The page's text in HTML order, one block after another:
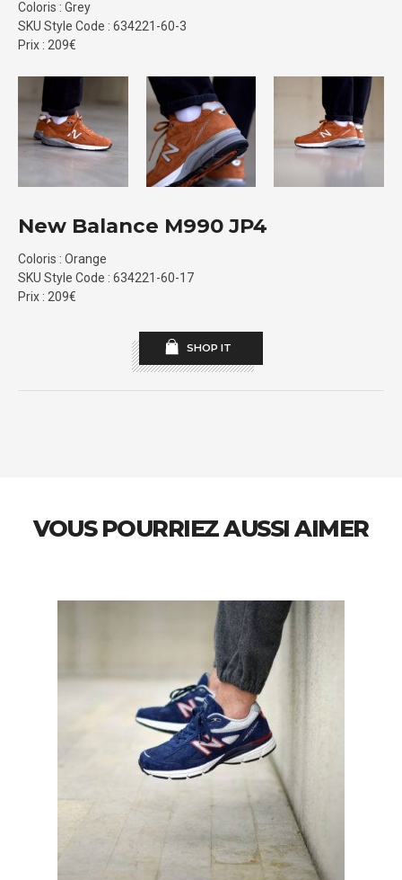
Coloris : Grey
SKU Style Code : 634221-60-3
Prix : 209€
New Balance M990 JP4
Coloris : Orange
SKU Style Code : 634221-60-17
Prix : 209€
SHOP IT
VOUS POURRIEZ AUSSI AIMER